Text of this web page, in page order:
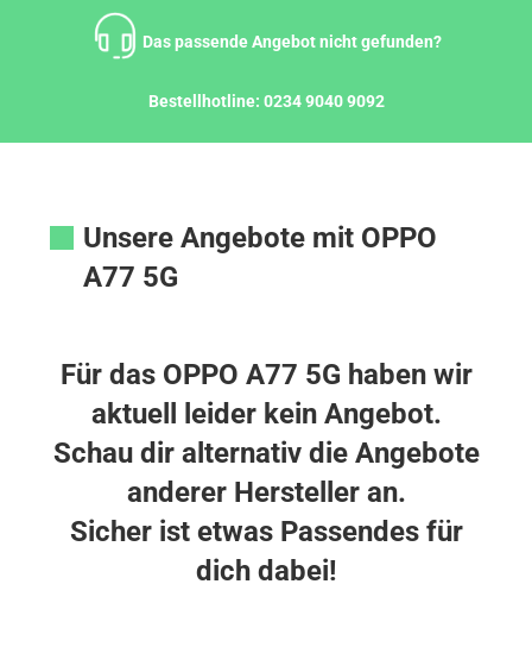
Das passende Angebot nicht gefunden?
Bestellhotline: 0234 9040 9092
Unsere Angebote mit OPPO
A77 5G
Für das OPPO A77 5G haben wir
aktuell leider kein Angebot.
Schau dir alternativ die Angebote
anderer Hersteller an.
Sicher ist etwas Passendes für
dich dabei!